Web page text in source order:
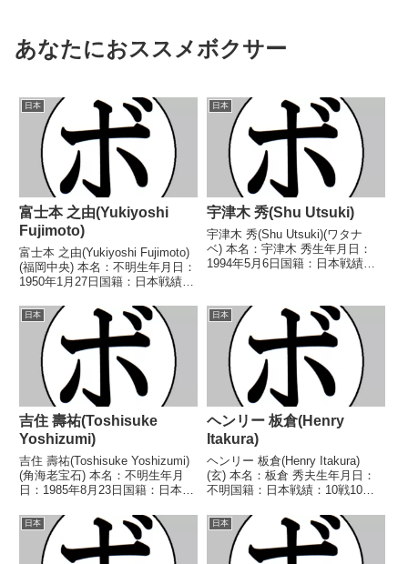
あなたにおススメボクサー
日本
富士本 之由(Yukiyoshi
Fujimoto)
富士本 之由(Yukiyoshi Fujimoto)
(福岡中央) 本名：不明生年月日：
1950年1月27日国籍：日本戦績：
トル】なし 【戦歴】
1969/09/17 ○1RKO 本田 茂(大
分)1969/...
日本
宇津木 秀(Shu Utsuki)
宇津木 秀(Shu Utsuki)(ワタナ
ベ) 本名：宇津木 秀生年月日：
1994年5月6日国籍：日本戦績：
手権ライトウェルター級優勝(ア
マチュア)2020年度A級トー...
日本
吉住 壽祐(Toshisuke
Yoshizumi)
吉住 壽祐(Toshisuke Yoshizumi)
(角海老宝石) 本名：不明生年月
日：1985年8月23日国籍：日本戦
得タイトル】なし 【戦歴】
2003/06/16 ○4R判定 3-0(40-
37、...
日本
ヘンリー 板倉(Henry
Itakura)
ヘンリー 板倉(Henry Itakura)
(玄) 本名：板倉 秀夫生年月日：
不明国籍：日本戦績：10戦10勝
度東日本ライト級新人王 【戦
歴】1946/06/09 ○4R判定 (採点
不明) 高津 明彦(...
日本 日本